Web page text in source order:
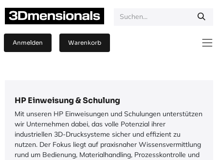
Anmelden Warenkorb
HP Einweisung & Schulung
Mit unseren HP Einweisungen und Schulungen unterstützen
wir Unternehmen dabei, das volle Potenzial ihrer
industriellen 3D-Drucksysteme sicher und effizient zu
nutzen. Der Fokus liegt auf praxisnaher Wissensvermittlung
rund um Bedienung, Materialhandling, Prozesskontrolle und